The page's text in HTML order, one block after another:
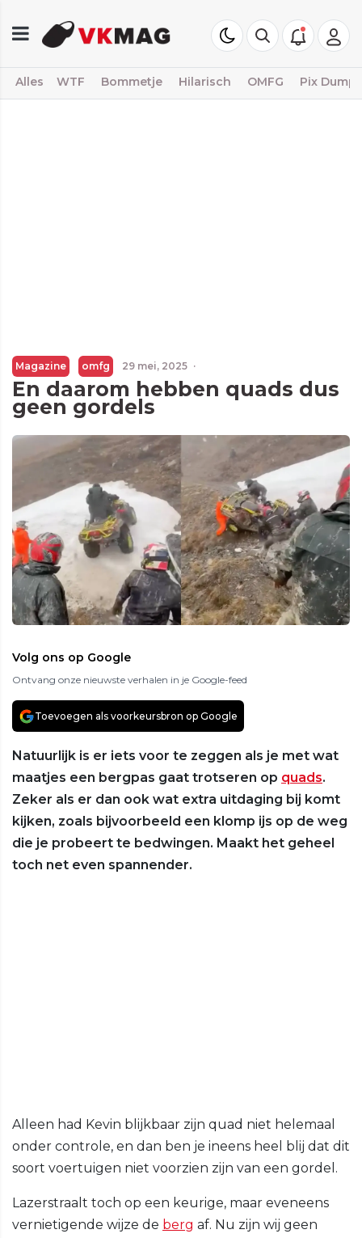
Alles WTF Bommetje Hilarisch OMFG Pix Dump
Magazine omfg 29 mei, 2025 ·
En daarom hebben quads dus
geen gordels
Volg ons op Google
Ontvang onze nieuwste verhalen in je Google-feed
Toevoegen als voorkeursbron op Google
Natuurlijk is er iets voor te zeggen als je met wat
maatjes een bergpas gaat trotseren op quads.
Zeker als er dan ook wat extra uitdaging bij komt
kijken, zoals bijvoorbeeld een klomp ijs op de weg
die je probeert te bedwingen. Maakt het geheel
toch net even spannender.
Alleen had Kevin blijkbaar zijn quad niet helemaal
onder controle, en dan ben je ineens heel blij dat dit
soort voertuigen niet voorzien zijn van een gordel.
Lazerstraalt toch op een keurige, maar eveneens
vernietigende wijze de berg af. Nu zijn wij geen